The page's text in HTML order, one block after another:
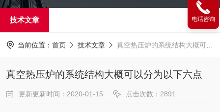
技术文章
当前位置： 首页 技术文章 真空热压炉的系统结构大概可以分为以下六点
真空热压炉的系统结构大概可以分为以下六点
更新更新时间：2020-01-15 点击次数：2891
电话咨询